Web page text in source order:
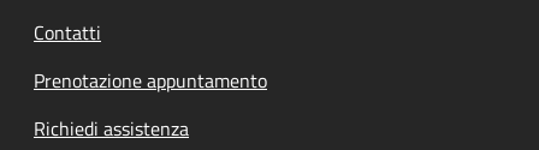
Contatti
Prenotazione appuntamento
Richiedi assistenza